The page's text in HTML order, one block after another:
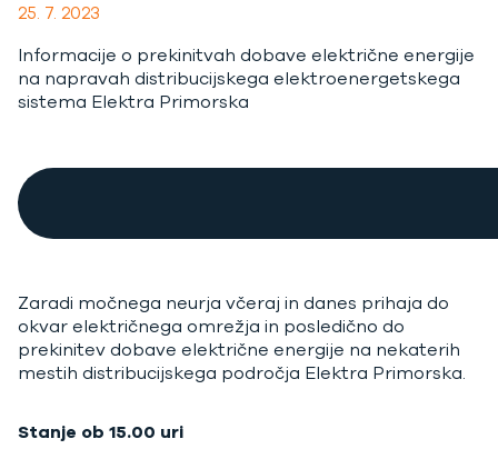
25. 7. 2023
Informacije o prekinitvah dobave električne energije
na napravah distribucijskega elektroenergetskega
sistema Elektra Primorska
Zaradi močnega neurja včeraj in danes prihaja do
okvar električnega omrežja in posledično do
prekinitev dobave električne energije na nekaterih
mestih distribucijskega področja Elektra Primorska.
Stanje ob 15.00 uri